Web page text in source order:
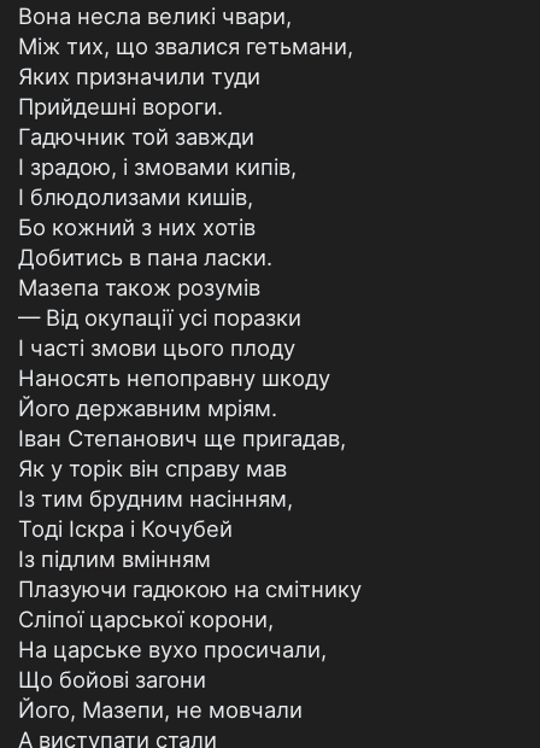
Вона несла великі чвари,
Між тих, що звалися гетьмани,
Яких призначили туди
Прийдешні вороги.
Гадючник той завжди
І зрадою, і змовами кипів,
І блюдолизами кишів,
Бо кожний з них хотів
Добитись в пана ласки.
Мазепа також розумів
— Від окупації усі поразки
І часті змови цього плоду
Наносять непоправну шкоду
Його державним мріям.
Іван Степанович ще пригадав,
Як у торік він справу мав
Із тим брудним насінням,
Тоді Іскра і Кочубей
Із підлим вмінням
Плазуючи гадюкою на смітнику
Сліпої царської корони,
На царське вухо просичали,
Що бойові загони
Його, Мазепи, не мовчали
А виступати стали